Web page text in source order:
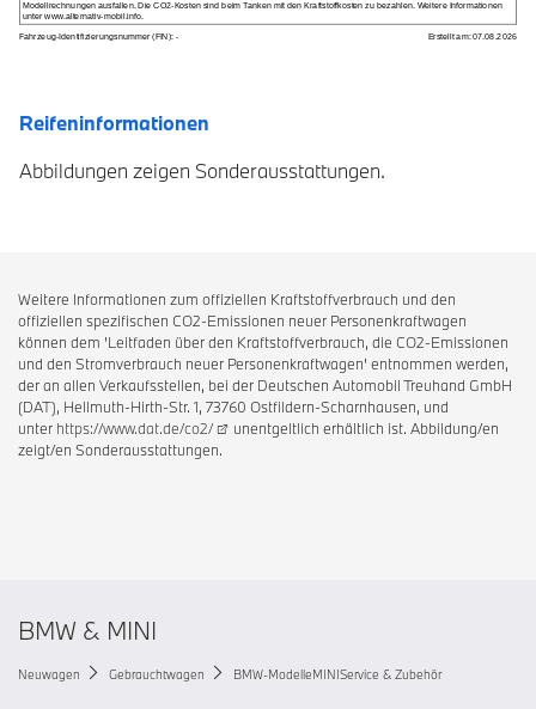
Reifeninformationen
Abbildungen zeigen Sonderausstattungen.
Weitere Informationen zum offiziellen Kraftstoffverbrauch und den
offiziellen spezifischen CO2-Emissionen neuer Personenkraftwagen
können dem 'Leitfaden über den Kraftstoffverbrauch, die CO2-Emissionen
und den Stromverbrauch neuer Personenkraftwagen' entnommen werden,
der an allen Verkaufsstellen, bei der Deutschen Automobil Treuhand GmbH
(DAT), Hellmuth-Hirth-Str. 1, 73760 Ostfildern-Scharnhausen, und
unter https://www.dat.de/co2/
unentgeltlich erhältlich ist. Abbildung/en
zeigt/en Sonderausstattungen.
BMW & MINI
Neuwagen Gebrauchtwagen BMW-ModelleMINIService & Zubehör